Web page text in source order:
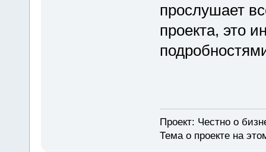
прослушает
проекта, это
Проект: Честно о
Тема о проекте на